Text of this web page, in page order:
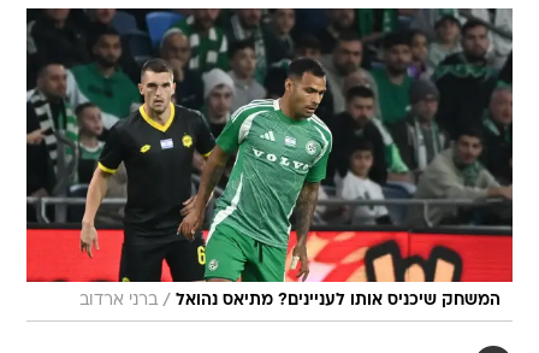
המשחק שיכניס אותו לעניינים? מתיאס נהואל / ברני ארדוב